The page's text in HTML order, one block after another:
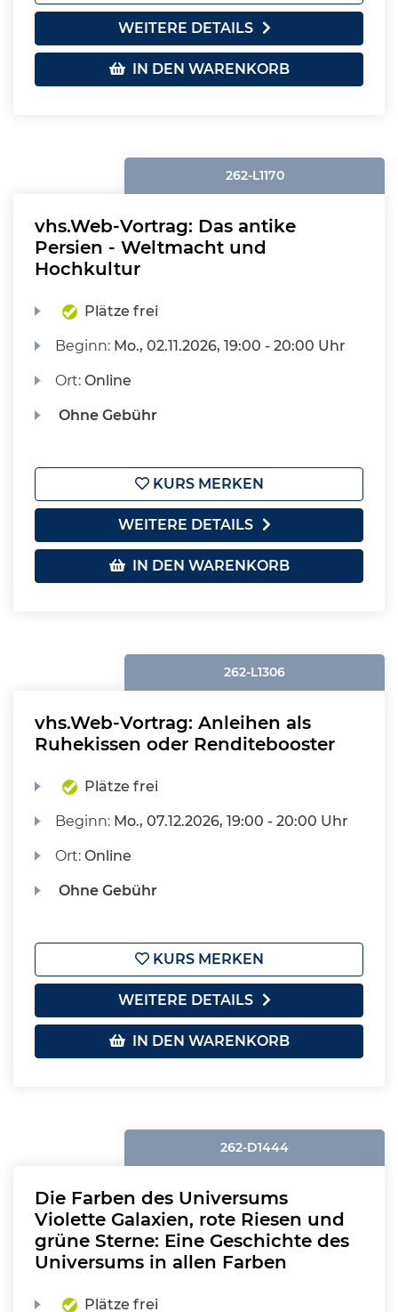
WEITERE DETAILS
IN DEN WARENKORB
262-L1170
vhs.Web-Vortrag: Das antike
Persien - Weltmacht und
Hochkultur
Plätze frei
Beginn: Mo., 02.11.2026, 19:00 - 20:00 Uhr
Ort:Online
Ohne Gebühr
KURS MERKEN
WEITERE DETAILS
IN DEN WARENKORB
262-L1306
vhs.Web-Vortrag: Anleihen als
Ruhekissen oder Renditebooster
Plätze frei
Beginn: Mo., 07.12.2026, 19:00 - 20:00 Uhr
Ort:Online
Ohne Gebühr
KURS MERKEN
WEITERE DETAILS
IN DEN WARENKORB
262-D1444
Die Farben des Universums
Violette Galaxien, rote Riesen und
grüne Sterne: Eine Geschichte des
Universums in allen Farben
Plätze frei